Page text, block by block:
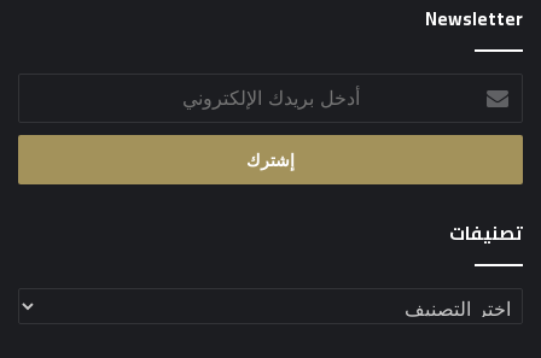
Newsletter
بريدك
الإلكتروني
تصنيفات
تصنيفات